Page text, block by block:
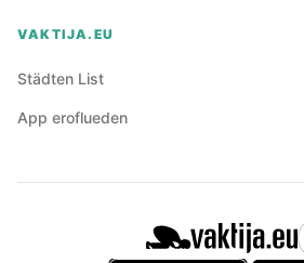
VAKTIJA.EU
Städten List
App eroflueden